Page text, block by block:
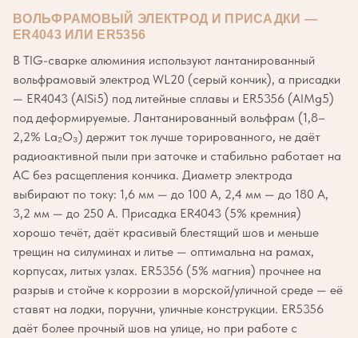
ВОЛЬФРАМОВЫЙ ЭЛЕКТРОД И ПРИСАДКИ —
ER4043 ИЛИ ER5356
В TIG-сварке алюминия используют лантанированный
вольфрамовый электрод WL20 (серый кончик), а присадки
— ER4043 (AlSi5) под литейные сплавы и ER5356 (AlMg5)
под деформируемые. Лантанированный вольфрам (1,8–
2,2% La₂O₃) держит ток лучше торированного, не даёт
радиоактивной пыли при заточке и стабильно работает на
AC без расщепления кончика. Диаметр электрода
выбирают по току: 1,6 мм — до 100 А, 2,4 мм — до 180 А,
3,2 мм — до 250 А. Присадка ER4043 (5% кремния)
хорошо течёт, даёт красивый блестящий шов и меньше
трещин на силуминах и литье — оптимальна на рамах,
корпусах, литых узлах. ER5356 (5% магния) прочнее на
разрыв и стойче к коррозии в морской/уличной среде — её
ставят на лодки, поручни, уличные конструкции. ER5356
даёт более прочный шов на улице, но при работе с